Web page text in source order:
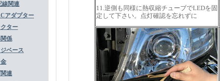
線関連
アダプター
ター
係
ベース
連
11.逆側も同様に熱収縮チューブでLEDを固
定して下さい。点灯確認を忘れずに